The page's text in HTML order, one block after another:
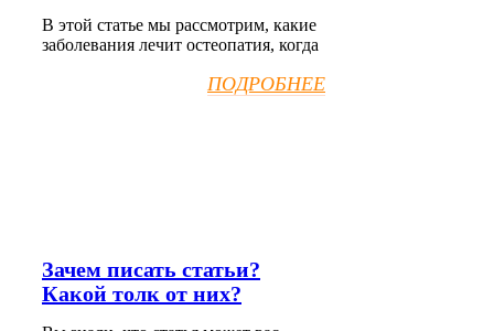
В этой статье мы рассмотрим, какие
заболевания лечит остеопатия, когда
ПОДРОБНЕЕ
Зачем писать статьи?
Какой толк от них?